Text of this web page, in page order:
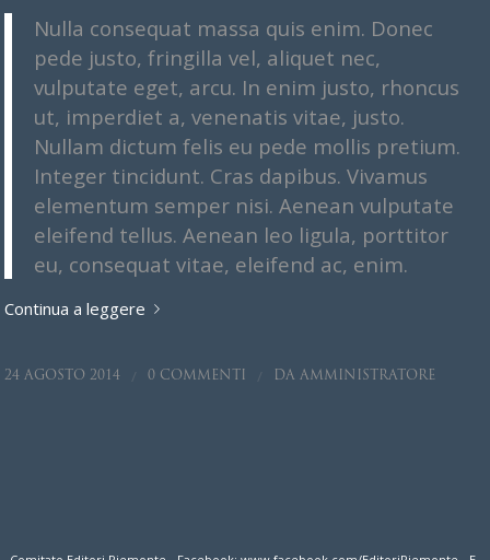
Nulla consequat massa quis enim. Donec
pede justo, fringilla vel, aliquet nec,
vulputate eget, arcu. In enim justo, rhoncus
ut, imperdiet a, venenatis vitae, justo.
Nullam dictum felis eu pede mollis pretium.
Integer tincidunt. Cras dapibus. Vivamus
elementum semper nisi. Aenean vulputate
eleifend tellus. Aenean leo ligula, porttitor
eu, consequat vitae, eleifend ac, enim.
Continua a leggere
24 AGOSTO 2014 / 0 COMMENTI / DAAMMINISTRATORE